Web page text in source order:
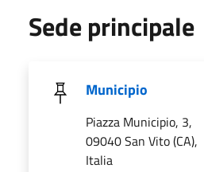
Sede principale
Municipio
Piazza Municipio, 3,
09040 San Vito (CA),
Italia